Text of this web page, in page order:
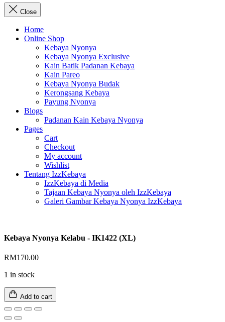
Close
Home
Online Shop
Kebaya Nyonya
Kebaya Nyonya Exclusive
Kain Batik Padanan Kebaya
Kain Pareo
Kebaya Nyonya Budak
Kerongsang Kebaya
Payung Nyonya
Blogs
Padanan Kain Kebaya Nyonya
Pages
Cart
Checkout
My account
Wishlist
Tentang IzzKebaya
IzzKebaya di Media
Tajaan Kebaya Nyonya oleh IzzKebaya
Galeri Gambar Kebaya Nyonya IzzKebaya
Kebaya Nyonya Kelabu - IK1422 (XL)
RM170.00
1 in stock
Add to cart